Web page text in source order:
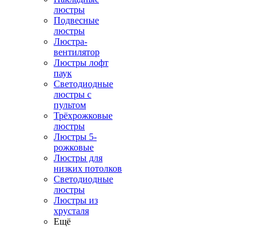
люстры
Подвесные
люстры
Люстра-
вентилятор
Люстры лофт
паук
Светодиодные
люстры с
пультом
Трёхрожковые
люстры
Люстры 5-
рожковые
Люстры для
низких потолков
Cветодиодные
люстры
Люстры из
хрусталя
Ещё